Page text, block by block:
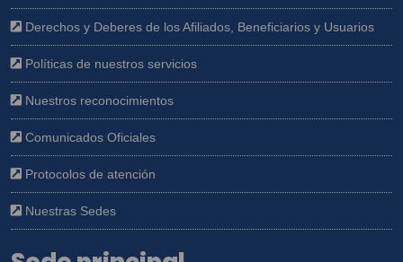
Derechos y Deberes de los Afiliados, Beneficiarios y Usuarios
Políticas de nuestros servicios
Nuestros reconocimientos
Comunicados Oficiales
Protocolos de atención
Nuestras Sedes